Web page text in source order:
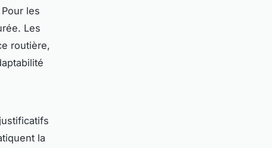
les
Les
routière,
la